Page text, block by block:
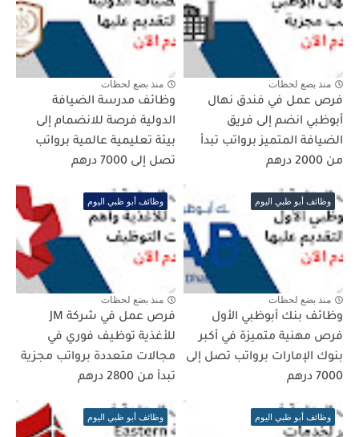
منذ بضع لحظات
فرص عمل في فندق نهال
أبوظبي انضم إلى فريق
الضيافة المتميز برواتب تبدأ
من 2000 درهم
منذ بضع لحظات
وظائف مدرسة الضيافة
الدولية فرصة للانضمام إلى
بيئة تعليمية عالمية برواتب
تصل إلى 7000 درهم
وظائف أبو ظبي اليوم
منذ بضع لحظات
وظائف بنك أبوظبي الأول
فرص مهنية متميزة في أكبر
بنوك الإمارات برواتب تصل إلى
7000 درهم
وظائف أبو ظبي اليوم
منذ بضع لحظات
فرص عمل في شركة JM
للأغذية توظيف فوري في
مجالات متعددة برواتب مجزية
تبدأ من 2800 درهم
وظائف أبو ظبي اليوم وظائف أبو ظبي اليوم